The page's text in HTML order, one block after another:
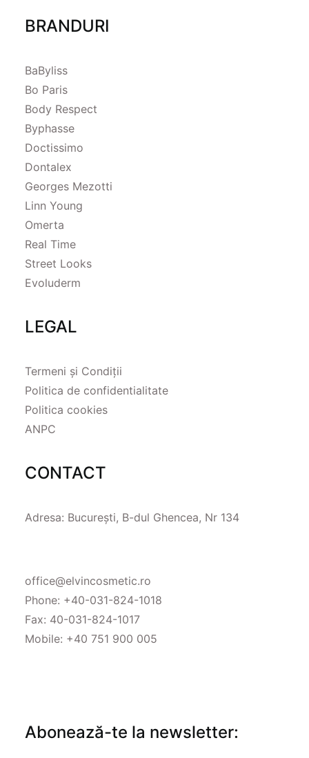
BRANDURI
BaByliss
Bo Paris
Body Respect
Byphasse
Doctissimo
Dontalex
Georges Mezotti
Linn Young
Omerta
Real Time
Street Looks
Evoluderm
LEGAL
Termeni și Condiții
Politica de confidentialitate
Politica cookies
ANPC
CONTACT
Adresa: București, B-dul Ghencea, Nr 134
office@elvincosmetic.ro
Phone: +40-031-824-1018
Fax: 40-031-824-1017
Mobile: +40 751 900 005
Abonează-te la newsletter: